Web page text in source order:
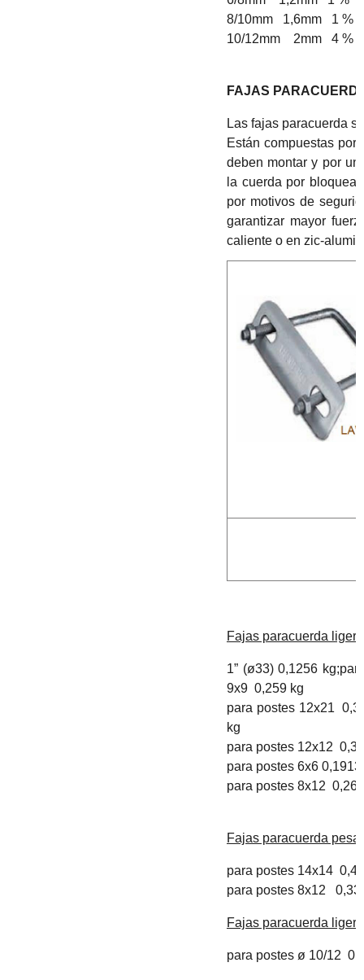
8/10mm 1,6mm 1
10/12mm 2mm 4
FAJAS
Las fajas paracuerda
Están compuestas
deben montar y por
la cuerda por
por motivos de
garantizar mayor
caliente o en zic-
Fajas paracuerda
1” (ø33) 0,1256
9x9 0,259 kg
para postes 12x21
kg
para postes 12x12
para postes 6x6
para postes 8x12
Fajas paracuerda
para postes 14x14
para postes 8x12
Fajas paracuerda
para postes ø 10/12